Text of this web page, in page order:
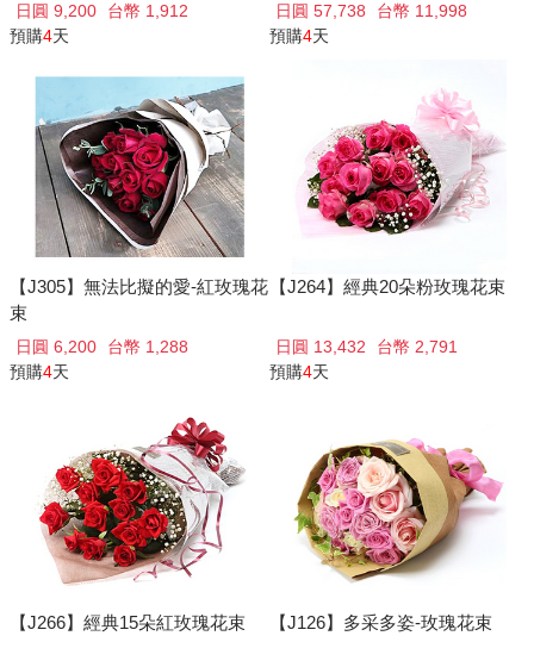
日圓 9,200
台幣 1,912
預購4天
日圓 57,738
台幣 11,998
預購4天
【J305】無法比擬的愛-紅玫瑰花
束
日圓 6,200
台幣 1,288
預購4天
【J264】經典20朵粉玫瑰花束
日圓 13,432
台幣 2,791
預購4天
【J266】經典15朵紅玫瑰花束 【J126】多采多姿-玫瑰花束